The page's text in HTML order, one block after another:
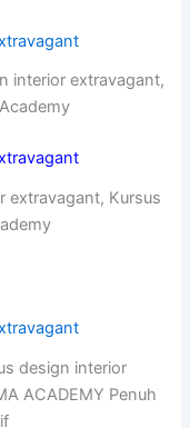
interior extravagant,
extravagant, Kursus
design interior
ACADEMY Penuh